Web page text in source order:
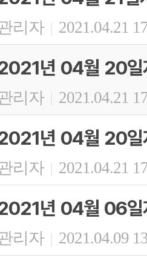
리자 | 2021.04.21
년 04월 20일
리자 | 2021.04.21
년 04월 20일
리자 | 2021.04.21
년 04월 06일
리자 | 2021.04.09